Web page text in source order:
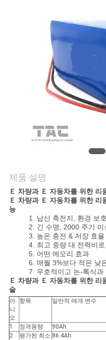
소
이
스
조
제품 설명
Ｅ 차량과 Ｅ 자동차를 위한 리
Ｅ 차량과 Ｅ 자동차를 위한 리
능
1. 납산 축전지, 환경 보
2. 긴 수명, 2000 주기 이
3. 높은 충전 & 저장 효율
4. 최고 중량 대 전력비
5. 어떤 메모리 효과
6. 매월 3%보다 적은 낮
7. 우호적이고 논-톡식
Ｅ 차량과 Ｅ 자동차를 위한
술
아
니
오.
항목 일반적 매개 변수
1 정격용량 90Ah
2
평가된 최소 86.4Ah